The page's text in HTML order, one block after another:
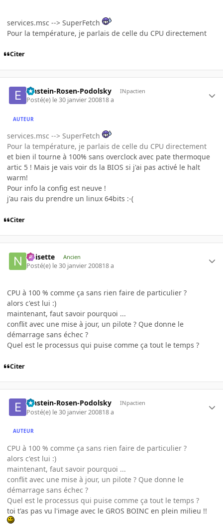
services.msc --> SuperFetch
Pour la température, je parlais de celle du CPU directement
Citer
Einstein-Rosen-Podolsky INpactien
Posté(e) le 30 janvier 200818 a
AUTEUR
services.msc --> SuperFetch
Pour la température, je parlais de celle du CPU directement
et bien il tourne à 100% sans overclock avec pate thermoque
artic 5 ! Mais je vais voir ds la BIOS si j'ai pas activé le halt
warm!
Pour info la config est neuve !
j'au rais du prendre un linux 64bits :-(
Citer
noisette Ancien
Posté(e) le 30 janvier 200818 a
CPU à 100 % comme ça sans rien faire de particulier ?
alors c'est lui :)
maintenant, faut savoir pourquoi ...
conflit avec une mise à jour, un pilote ? Que donne le
démarrage sans échec ?
Quel est le processus qui puise comme ça tout le temps ?
Citer
Einstein-Rosen-Podolsky INpactien
Posté(e) le 30 janvier 200818 a
AUTEUR
CPU à 100 % comme ça sans rien faire de particulier ?
alors c'est lui :)
maintenant, faut savoir pourquoi ...
conflit avec une mise à jour, un pilote ? Que donne le
démarrage sans échec ?
Quel est le processus qui puise comme ça tout le temps ?
toi t'as pas vu l'image avec le GROS BOINC en plein milieu !!